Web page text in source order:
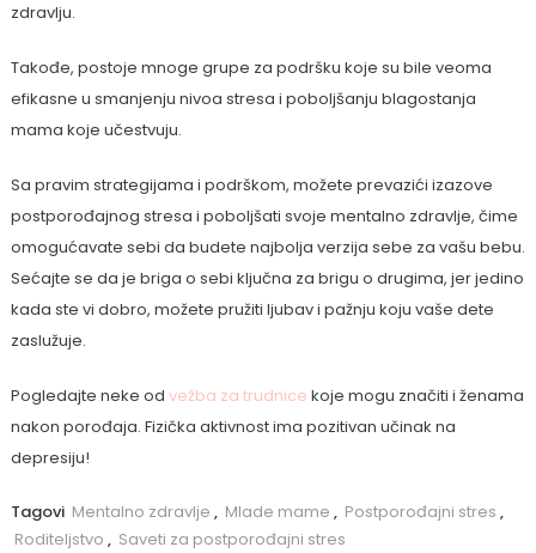
zdravlju.
Takođe, postoje mnoge grupe za podršku koje su bile veoma
efikasne u smanjenju nivoa stresa i poboljšanju blagostanja
mama koje učestvuju.
Sa pravim strategijama i podrškom, možete prevazići izazove
postporođajnog stresa i poboljšati svoje mentalno zdravlje, čime
omogućavate sebi da budete najbolja verzija sebe za vašu bebu.
Sećajte se da je briga o sebi ključna za brigu o drugima, jer jedino
kada ste vi dobro, možete pružiti ljubav i pažnju koju vaše dete
zaslužuje.
Pogledajte neke od vežba za trudnice koje mogu značiti i ženama
nakon porođaja. Fizička aktivnost ima pozitivan učinak na
depresiju!
Tagovi Mentalno zdravlje , Mlade mame , Postporođajni stres ,
Roditeljstvo , Saveti za postporođajni stres